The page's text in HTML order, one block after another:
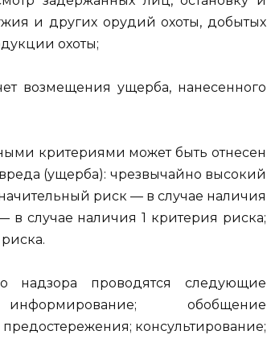
и других орудий охоты, добытых
охоты;
возмещения ущерба, нанесенного
критериями может быть отнесен
(ущерба): чрезвычайно высокий
риск — в случае наличия
случае наличия 1 критерия риска;
надзора проводятся следующие
обобщение
консультирование;